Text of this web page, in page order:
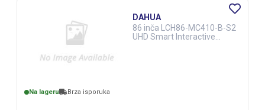
Na lageru Brza isporuka
DAHUA
86 inča LCH86-MC410-B-S2
UHD Smart Interactive